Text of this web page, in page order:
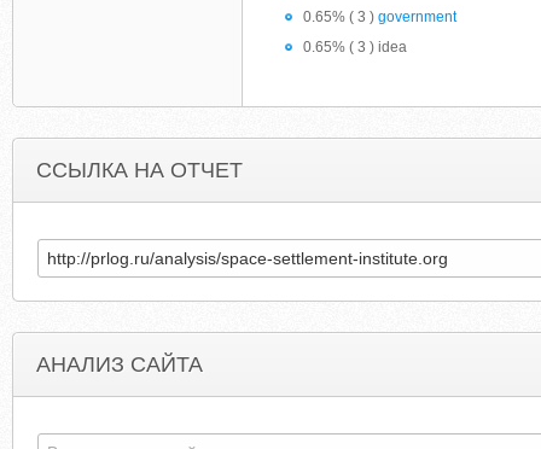
0.65% ( 3 ) government
0.65% ( 3 ) idea
ССЫЛКА НА ОТЧЕТ
АНАЛИЗ САЙТА